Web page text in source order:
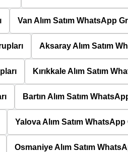
Van Alım Satım WhatsApp
Aksaray Alım Satım
Kırıkkale Alım Satım
Bartın Alım Satım
Yalova Alım Satım WhatsApp
Osmaniye Alım Satım